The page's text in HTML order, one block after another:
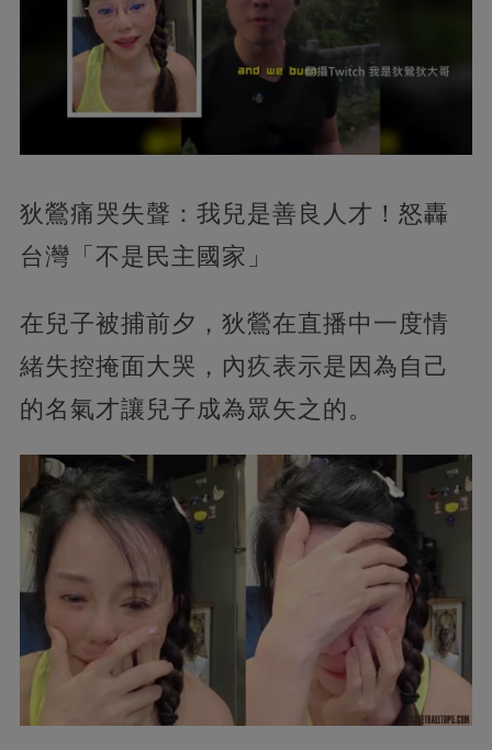
狄鶯痛哭失聲：我兒是善良人才！怒轟
台灣「不是民主國家」
在兒子被捕前夕，狄鶯在直播中一度情
緒失控掩面大哭，內疚表示是因為自己
的名氣才讓兒子成為眾矢之的。